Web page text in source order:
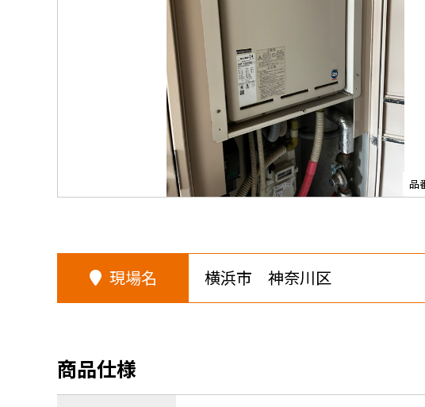
品
現場名 横浜市 神奈川区
商品仕様